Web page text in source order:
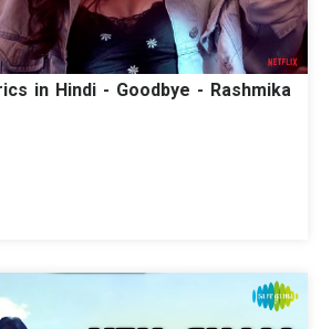
in Hindi - Goodbye - Rashmika